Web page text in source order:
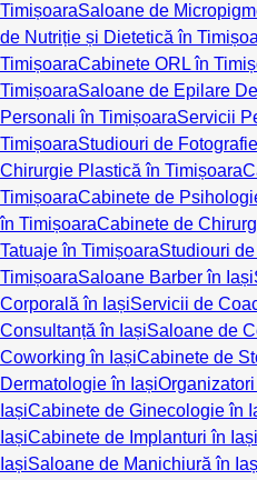
TimișoaraSaloane de
de Nutriție și Dietetică în
TimișoaraCabinete ORL în
TimișoaraSaloane de Epilare
Personali în TimișoaraServicii
TimișoaraStudiouri de
Chirurgie Plastică în Timișoara
TimișoaraCabinete de
în TimișoaraCabinete de
Tatuaje în TimișoaraStudiouri
TimișoaraSaloane Barber în Iași
Corporală în IașiServicii de
Consultanță în IașiSaloane de
Coworking în IașiCabinete de
Dermatologie în Iași
IașiCabinete de Ginecologie în
IașiCabinete de Implanturi în Iași
IașiSaloane de Manichiură în